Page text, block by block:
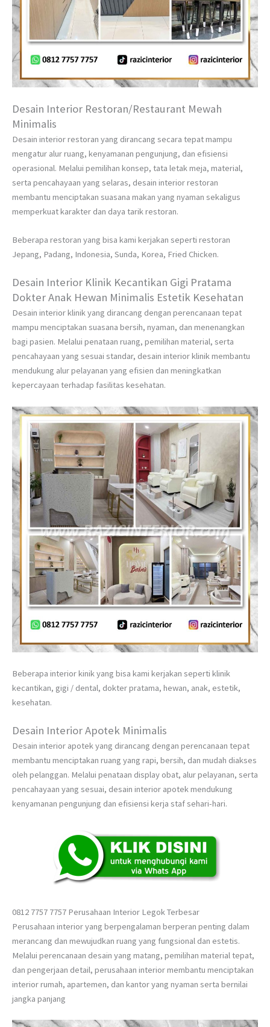
Desain Interior Restoran/Restaurant Mewah
Minimalis
Desain interior restoran yang dirancang secara tepat mampu
mengatur alur ruang, kenyamanan pengunjung, dan efisiensi
operasional. Melalui pemilihan konsep, tata letak meja, material,
serta pencahayaan yang selaras, desain interior restoran
membantu menciptakan suasana makan yang nyaman sekaligus
memperkuat karakter dan daya tarik restoran.
Beberapa restoran yang bisa kami kerjakan seperti restoran
Jepang, Padang, Indonesia, Sunda, Korea, Fried Chicken.
Desain Interior Klinik Kecantikan Gigi Pratama
Dokter Anak Hewan Minimalis Estetik Kesehatan
Desain interior klinik yang dirancang dengan perencanaan tepat
mampu menciptakan suasana bersih, nyaman, dan menenangkan
bagi pasien. Melalui penataan ruang, pemilihan material, serta
pencahayaan yang sesuai standar, desain interior klinik membantu
mendukung alur pelayanan yang efisien dan meningkatkan
kepercayaan terhadap fasilitas kesehatan.
Beberapa interior kinik yang bisa kami kerjakan seperti klinik
kecantikan, gigi / dental, dokter pratama, hewan, anak, estetik,
kesehatan.
Desain Interior Apotek Minimalis
Desain interior apotek yang dirancang dengan perencanaan tepat
membantu menciptakan ruang yang rapi, bersih, dan mudah diakses
oleh pelanggan. Melalui penataan display obat, alur pelayanan, serta
pencahayaan yang sesuai, desain interior apotek mendukung
kenyamanan pengunjung dan efisiensi kerja staf sehari-hari.
0812 7757 7757 Perusahaan Interior Legok Terbesar
Perusahaan interior yang berpengalaman berperan penting dalam
merancang dan mewujudkan ruang yang fungsional dan estetis.
Melalui perencanaan desain yang matang, pemilihan material tepat,
dan pengerjaan detail, perusahaan interior membantu menciptakan
interior rumah, apartemen, dan kantor yang nyaman serta bernilai
jangka panjang